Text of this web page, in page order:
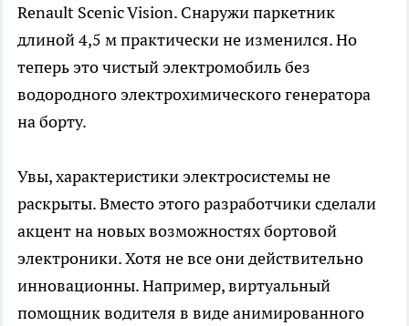
Renault Scenic Vision. Снаружи паркетник
длиной 4,5 м практически не изменился. Но
теперь это чистый электромобиль без
водородного электрохимического генератора
на борту.
Увы, характеристики электросистемы не
раскрыты. Вместо этого разработчики сделали
акцент на новых возможностях бортовой
электроники. Хотя не все они действительно
инновационны. Например, виртуальный
помощник водителя в виде анимированного